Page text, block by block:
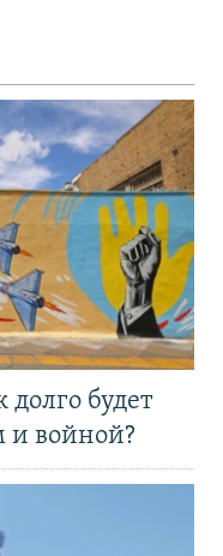
будет
войной?